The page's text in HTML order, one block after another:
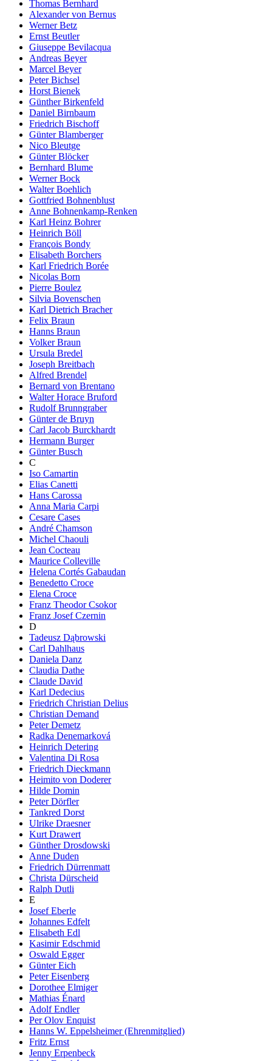
Thomas Bernhard
Alexander von Bernus
Werner Betz
Ernst Beutler
Giuseppe Bevilacqua
Andreas Beyer
Marcel Beyer
Peter Bichsel
Horst Bienek
Günther Birkenfeld
Daniel Birnbaum
Friedrich Bischoff
Günter Blamberger
Nico Bleutge
Günter Blöcker
Bernhard Blume
Werner Bock
Walter Boehlich
Gottfried Bohnenblust
Anne Bohnenkamp-Renken
Karl Heinz Bohrer
Heinrich Böll
François Bondy
Elisabeth Borchers
Karl Friedrich Borée
Nicolas Born
Pierre Boulez
Silvia Bovenschen
Karl Dietrich Bracher
Felix Braun
Hanns Braun
Volker Braun
Ursula Bredel
Joseph Breitbach
Alfred Brendel
Bernard von Brentano
Walter Horace Bruford
Rudolf Brunngraber
Günter de Bruyn
Carl Jacob Burckhardt
Hermann Burger
Günter Busch
C
Iso Camartin
Elias Canetti
Hans Carossa
Anna Maria Carpi
Cesare Cases
André Chamson
Michel Chaouli
Jean Cocteau
Maurice Colleville
Helena Cortés Gabaudan
Benedetto Croce
Elena Croce
Franz Theodor Csokor
Franz Josef Czernin
D
Tadeusz Dąbrowski
Carl Dahlhaus
Daniela Danz
Claudia Dathe
Claude David
Karl Dedecius
Friedrich Christian Delius
Christian Demand
Peter Demetz
Radka Denemarková
Heinrich Detering
Valentina Di Rosa
Friedrich Dieckmann
Heimito von Doderer
Hilde Domin
Peter Dörfler
Tankred Dorst
Ulrike Draesner
Kurt Drawert
Günther Drosdowski
Anne Duden
Friedrich Dürrenmatt
Christa Dürscheid
Ralph Dutli
E
Josef Eberle
Johannes Edfelt
Elisabeth Edl
Kasimir Edschmid
Oswald Egger
Günter Eich
Peter Eisenberg
Dorothee Elmiger
Mathias Énard
Adolf Endler
Per Olov Enquist
Hanns W. Eppelsheimer (Ehrenmitglied)
Fritz Ernst
Jenny Erpenbeck